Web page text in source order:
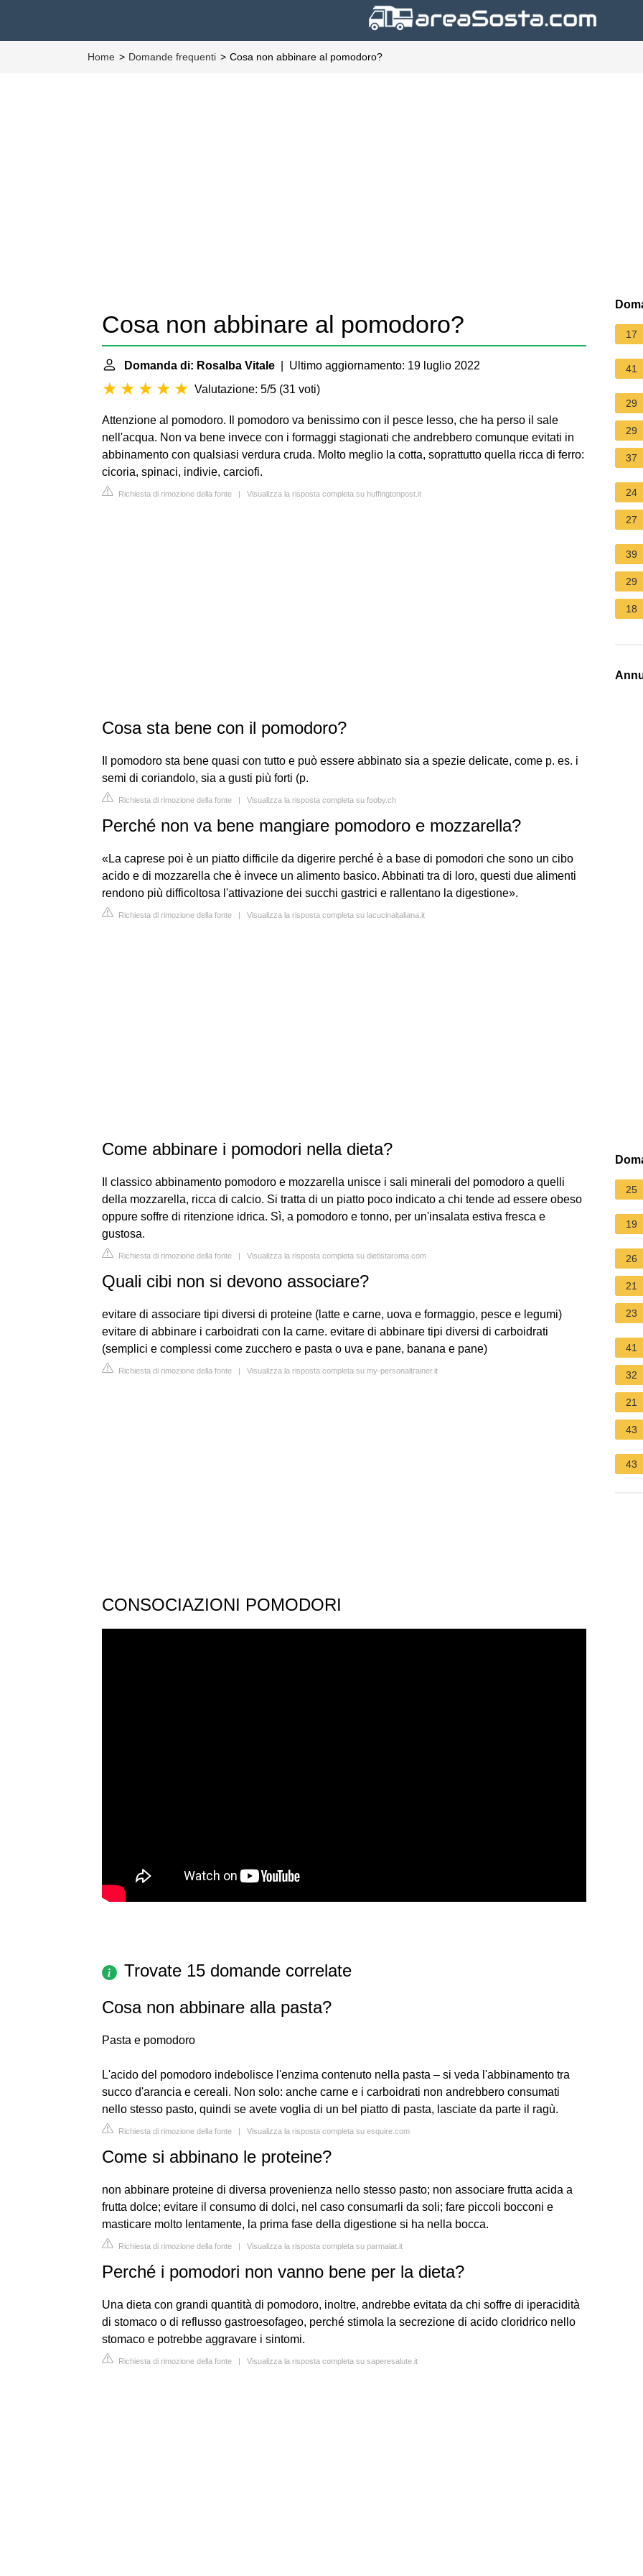
Home Domande frequenti Cosa non abbinare al pomodoro?
Cosa non abbinare al pomodoro?
Domanda di: Rosalba Vitale | Ultimo aggiornamento: 19 luglio 2022
Valutazione: 5/5 (31 voti)
Attenzione al pomodoro. Il pomodoro va benissimo con il pesce lesso, che ha perso il sale
nell'acqua. Non va bene invece con i formaggi stagionati che andrebbero comunque evitati in
abbinamento con qualsiasi verdura cruda. Molto meglio la cotta, soprattutto quella ricca di ferro:
cicoria, spinaci, indivie, carciofi.
Richiesta di rimozione della fonte | Visualizza la risposta completa su huffingtonpost.it
Cosa sta bene con il pomodoro?
Il pomodoro sta bene quasi con tutto e può essere abbinato sia a spezie delicate, come p. es. i
semi di coriandolo, sia a gusti più forti (p.
Richiesta di rimozione della fonte | Visualizza la risposta completa su fooby.ch
Perché non va bene mangiare pomodoro e mozzarella?
«La caprese poi è un piatto difficile da digerire perché è a base di pomodori che sono un cibo
acido e di mozzarella che è invece un alimento basico. Abbinati tra di loro, questi due alimenti
rendono più difficoltosa l'attivazione dei succhi gastrici e rallentano la digestione».
Richiesta di rimozione della fonte | Visualizza la risposta completa su lacucinaitaliana.it
Come abbinare i pomodori nella dieta?
Il classico abbinamento pomodoro e mozzarella unisce i sali minerali del pomodoro a quelli
della mozzarella, ricca di calcio. Si tratta di un piatto poco indicato a chi tende ad essere obeso
oppure soffre di ritenzione idrica. Sì, a pomodoro e tonno, per un'insalata estiva fresca e
gustosa.
Richiesta di rimozione della fonte | Visualizza la risposta completa su dietistaroma.com
Quali cibi non si devono associare?
evitare di associare tipi diversi di proteine (latte e carne, uova e formaggio, pesce e legumi)
evitare di abbinare i carboidrati con la carne. evitare di abbinare tipi diversi di carboidrati
(semplici e complessi come zucchero e pasta o uva e pane, banana e pane)
Richiesta di rimozione della fonte | Visualizza la risposta completa su my-personaltrainer.it
CONSOCIAZIONI POMODORI
Trovate 15 domande correlate
Cosa non abbinare alla pasta?
Pasta e pomodoro
L'acido del pomodoro indebolisce l'enzima contenuto nella pasta – si veda l'abbinamento tra
succo d'arancia e cereali. Non solo: anche carne e i carboidrati non andrebbero consumati
nello stesso pasto, quindi se avete voglia di un bel piatto di pasta, lasciate da parte il ragù.
Richiesta di rimozione della fonte | Visualizza la risposta completa su esquire.com
Come si abbinano le proteine?
non abbinare proteine di diversa provenienza nello stesso pasto; non associare frutta acida a
frutta dolce; evitare il consumo di dolci, nel caso consumarli da soli; fare piccoli bocconi e
masticare molto lentamente, la prima fase della digestione si ha nella bocca.
Richiesta di rimozione della fonte | Visualizza la risposta completa su parmalat.it
Perché i pomodori non vanno bene per la dieta?
Una dieta con grandi quantità di pomodoro, inoltre, andrebbe evitata da chi soffre di iperacidità
di stomaco o di reflusso gastroesofageo, perché stimola la secrezione di acido cloridrico nello
stomaco e potrebbe aggravare i sintomi.
Richiesta di rimozione della fonte | Visualizza la risposta completa su saperesalute.it
17
41
29
29
37
24
27
39
29
18
25
19
26
21
23
41
32
21
43
43